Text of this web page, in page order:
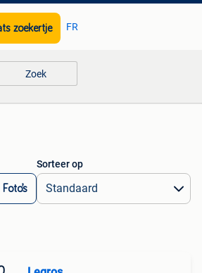
zoekertje FR
Zoek
Foto’s
Sorteer op